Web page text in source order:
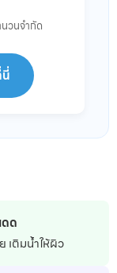
วนจำกัด
ด
เติมน้ำให้ผิว